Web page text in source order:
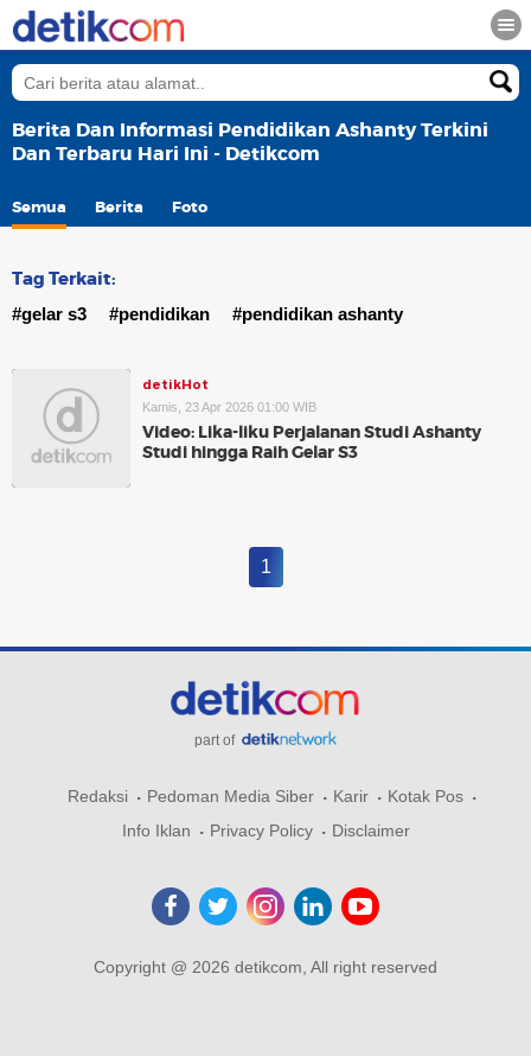
Berita Dan Informasi Pendidikan Ashanty Terkini
Dan Terbaru Hari Ini - Detikcom
Semua Berita Foto
Tag Terkait:
#gelar s3 #pendidikan #pendidikan ashanty
detikHot
Kamis, 23 Apr 2026 01:00 WIB
Video: Lika-liku Perjalanan Studi Ashanty
Studi hingga Raih Gelar S3
1
part of
Redaksi Pedoman Media Siber Karir
Kotak Pos
Info Iklan
Privacy Policy Disclaimer
Copyright @ 2026 detikcom, All right reserved